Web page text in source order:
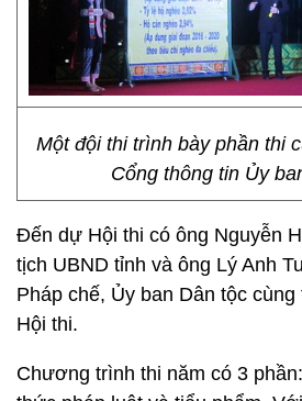
Một đội thi trình bày phần thi
Cổng thông tin Ủy
Đến dự Hội thi có ông Nguyễn
tịch UBND tỉnh và ông Lý Anh
Pháp chế, Ủy ban Dân tộc
Hội thi.
Chương trình thi năm có 3